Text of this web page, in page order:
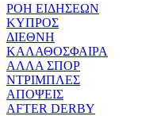
ΡΟΗ ΕΙΔΗΣΕΩΝ
ΚΥΠΡΟΣ
ΔΙΕΘΝΗ
ΚΑΛΑΘΟΣΦΑΙΡΑ
ΑΛΛΑ ΣΠΟΡ
ΝΤΡΙΜΠΛΕΣ
ΑΠΟΨΕΙΣ
AFTER DERBY